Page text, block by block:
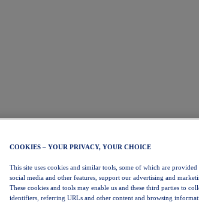
COOKIES – YOUR PRIVACY, YOUR CHOICE
This site uses cookies and similar tools, some of which are
social media and other features, support our advertising and
These cookies and tools may enable us and these third parties to
identifiers, referring URLs and other content and browsing